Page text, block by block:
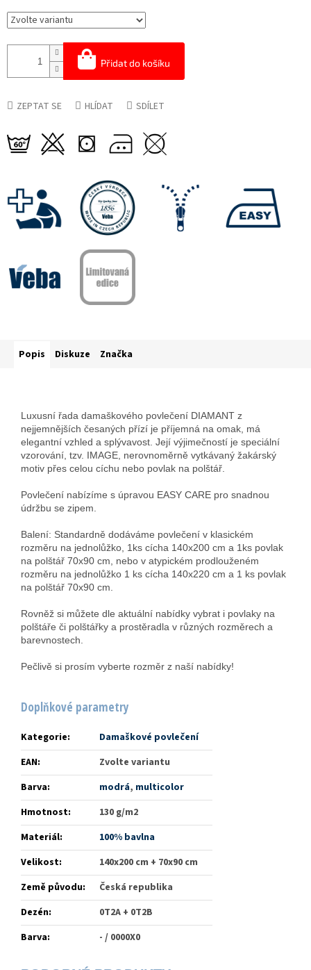
Přidat do košíku
ZEPTAT SE HLÍDAT SDÍLET
Popis Diskuze Značka
Luxusní řada damaškového povlečení DIAMANT z
nejjemnějších česaných přízí je příjemná na omak, má
elegantní vzhled a splývavost. Její výjimečností je speciální
vzorování, tzv. IMAGE, nerovnoměrně vytkávaný žakárský
motiv přes celou cíchu nebo povlak na polštář.
Povlečení nabízíme s úpravou EASY CARE pro snadnou
údržbu se zipem.
Balení: Standardně dodáváme povlečení v klasickém
rozměru na jednolůžko, 1ks cícha 140x200 cm a 1ks povlak
na polštář 70x90 cm, nebo v atypickém prodlouženém
rozměru na jednolůžko 1 ks cícha 140x220 cm a 1 ks povlak
na polštář 70x90 cm.
Rovněž si můžete dle aktuální nabídky vybrat i povlaky na
polštáře či polštářky a prostěradla v různých rozměrech a
barevnostech.
Pečlivě si prosím vyberte rozměr z naší nabídky!
Doplňkové parametry
Kategorie:
Damaškové povlečení
EAN:
Zvolte variantu
Barva: modrá, multicolor
Hmotnost:
130 g/m2
Materiál:
100% bavlna
Velikost:
140x200 cm + 70x90 cm
Země původu:
Česká republika
Dezén:
0T2A + 0T2B
Barva: - / 0000X0